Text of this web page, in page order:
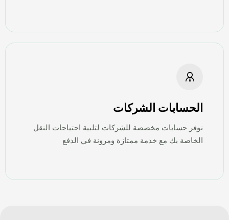
الحسابات الشركات
نوفر حسابات مخصصة للشركات لتلبية احتياجات النقل
الخاصة بك مع خدمة ممتازة ومرونة في الدفع